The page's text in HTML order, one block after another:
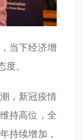
当下经济增
。
，新冠疫情
持高位，全
持续增加，